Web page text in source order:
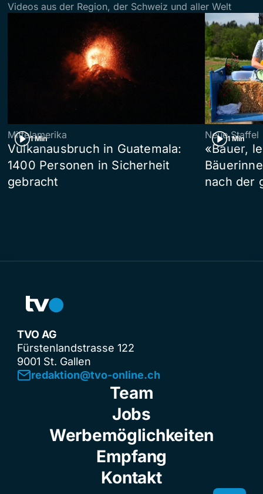
Videos aus der Region, der Schweiz und aller Welt
1 Min
Mittelamerika
Vulkanausbruch in Guatemala:
1400 Personen in Sicherheit
gebracht
1 Min
Neue Staffel
«Bauer,
nach der
TVO AG
Fürstenlandstrasse 122
9001 St. Gallen
redaktion@tvo-online.ch
Team
Jobs
Werbemöglichkeiten
Empfang
Kontakt